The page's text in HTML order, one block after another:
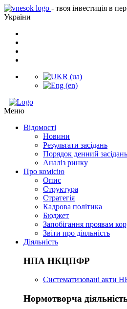
- твоя інвестиція в
України
Меню
Відомості
Новини
Результати засідань
Порядок денний засідань
Аналіз ринку
Про комісію
Опис
Структура
Стратегія
Кадрова політика
Бюджет
Запобігання проявам
Звіти про діяльність
Діяльність
НПА НКЦПФР
Систематизовані акти
Нормотворча